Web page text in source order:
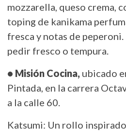
mozzarella, queso crema,
toping de kanikama
fresca y notas de
pedir fresco o tempura.
• Misión Cocina, ubicado
Pintada, en la carrera
a la calle 60.
Katsumi: Un rollo